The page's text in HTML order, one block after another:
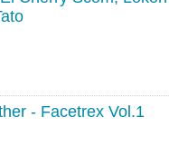
- Facetrex Vol.1